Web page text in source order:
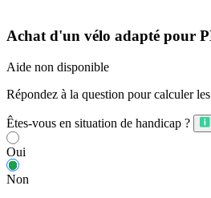
Achat d'un vélo adapté pour
Aide non disponible
Répondez à la question pour calculer
Êtes-vous en situation de handicap ?
Oui
Non